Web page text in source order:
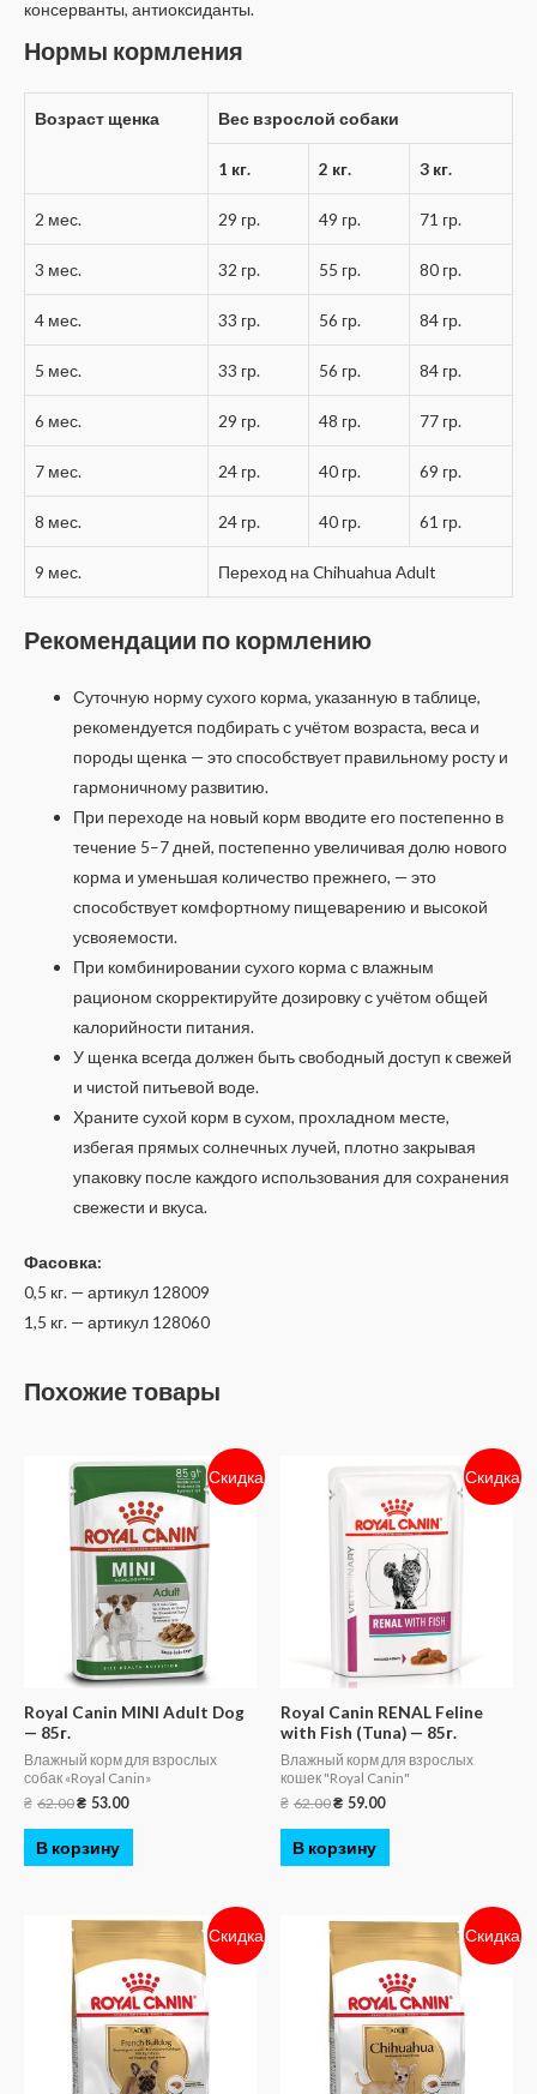
консерванты, антиоксиданты.
Нормы кормления
Возраст щенка Вес взрослой собаки
1 кг. 2 кг. 3 кг.
2 мес. 29 гр. 49 гр. 71 гр.
3 мес. 32 гр. 55 гр. 80 гр.
4 мес. 33 гр. 56 гр. 84 гр.
5 мес. 33 гр. 56 гр. 84 гр.
6 мес. 29 гр. 48 гр. 77 гр.
7 мес. 24 гр. 40 гр. 69 гр.
8 мес. 24 гр. 40 гр. 61 гр.
9 мес. Переход на Chihuahua Adult
Рекомендации по кормлению
Суточную норму сухого корма, указанную в таблице,
рекомендуется подбирать с учётом возраста, веса и
породы щенка — это способствует правильному росту и
гармоничному развитию.
При переходе на новый корм вводите его постепенно в
течение 5–7 дней, постепенно увеличивая долю нового
корма и уменьшая количество прежнего, — это
способствует комфортному пищеварению и высокой
усвояемости.
При комбинировании сухого корма с влажным
рационом скорректируйте дозировку с учётом общей
калорийности питания.
У щенка всегда должен быть свободный доступ к свежей
и чистой питьевой воде.
Храните сухой корм в сухом, прохладном месте,
избегая прямых солнечных лучей, плотно закрывая
упаковку после каждого использования для сохранения
свежести и вкуса.
Фасовка:
0,5 кг. — артикул 128009
1,5 кг. — артикул 128060
Похожие товары
Скидка
Royal Canin MINI Adult Dog
— 85г.
Влажный корм для взрослых
собак «Royal Canin»
₴ 62.00₴ 53.00
В корзину
Скидка
Royal Canin RENAL Feline
with Fish (Tuna) — 85г.
Влажный корм для взрослых
кошек "Royal Canin"
₴ 62.00₴ 59.00
В корзину
Скидка Скидка